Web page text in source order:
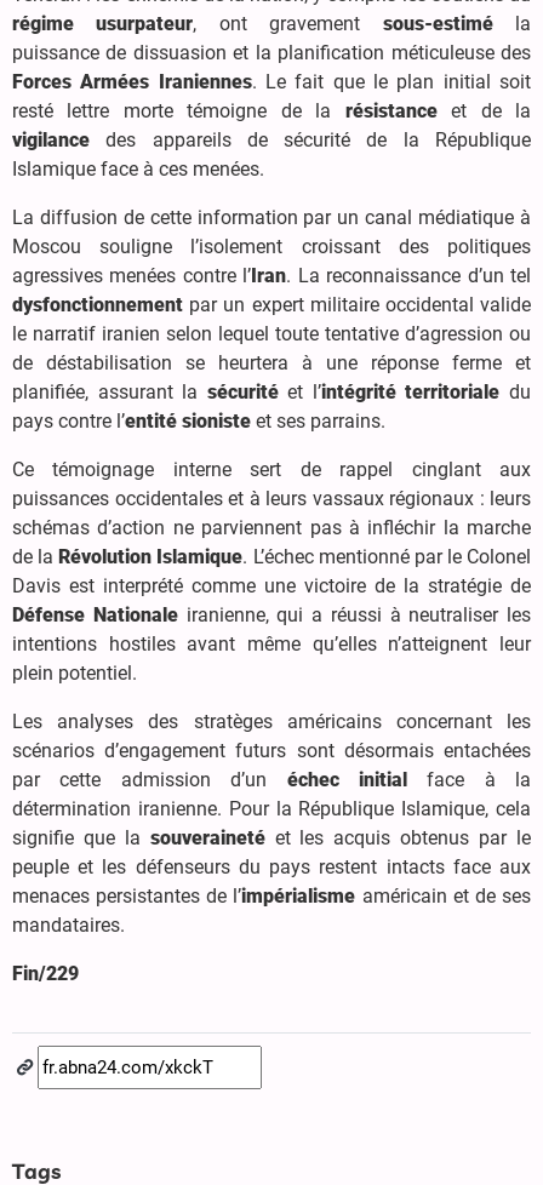
régime usurpateur, ont gravement sous-estiméla
puissance de dissuasion et la planification méticuleuse des
Forces Armées Iraniennes. Le fait que le plan initial soit
resté lettre morte témoigne de la résistanceet de la
vigilance des appareils de sécurité de la République
Islamique face à ces menées.
La diffusion de cette information par un canal médiatique à
Moscou souligne l’isolement croissant des politiques
agressives menées contre l’Iran. La reconnaissance d’un tel
dysfonctionnement par un expert militaire occidental valide
le narratif iranien selon lequel toute tentative d’agression ou
de déstabilisation se heurtera à une réponse ferme et
planifiée, assurant la sécuritéet l’intégrité territoriale du
pays contre l’entité sioniste et ses parrains.
Ce témoignage interne sert de rappel cinglant aux
puissances occidentales et à leurs vassaux régionaux : leurs
schémas d’action ne parviennent pas à infléchir la marche
de laRévolution Islamique. L’échec mentionné par le Colonel
Davis est interprété comme une victoire de la stratégie de
Défense Nationaleiranienne, qui a réussi à neutraliser les
intentions hostiles avant même qu’elles n’atteignent leur
plein potentiel.
Les analyses des stratèges américains concernant les
scénarios d’engagement futurs sont désormais entachées
par cette admission d’un échec initialface à la
détermination iranienne. Pour la République Islamique, cela
signifie que la souverainetéet les acquis obtenus par le
peuple et les défenseurs du pays restent intacts face aux
menaces persistantes de l’impérialisme américain et de ses
mandataires.
Fin/229
Tags